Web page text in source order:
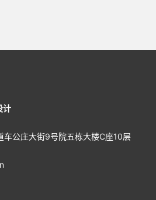
计
车公庄大街9号院五栋大楼C座10层